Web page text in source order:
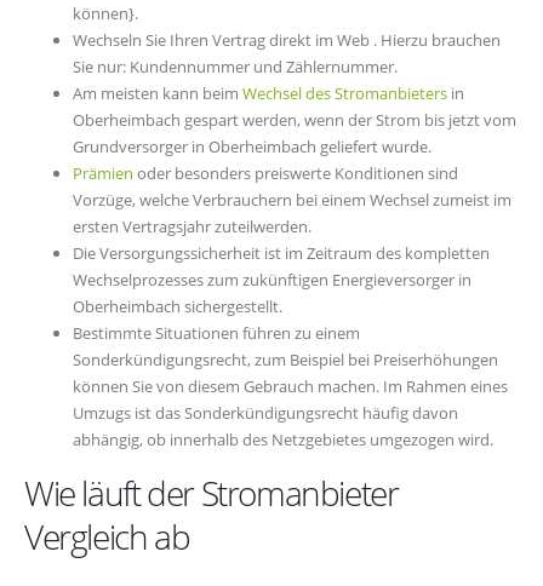
können}.
Wechseln Sie Ihren Vertrag direkt im Web . Hierzu brauchen
Sie nur: Kundennummer und Zählernummer.
Am meisten kann beim Wechsel des Stromanbieters in
Oberheimbach gespart werden, wenn der Strom bis jetzt vom
Grundversorger in Oberheimbach geliefert wurde.
Prämien oder besonders preiswerte Konditionen sind
Vorzüge, welche Verbrauchern bei einem Wechsel zumeist im
ersten Vertragsjahr zuteilwerden.
Die Versorgungssicherheit ist im Zeitraum des kompletten
Wechselprozesses zum zukünftigen Energieversorger in
Oberheimbach sichergestellt.
Bestimmte Situationen führen zu einem
Sonderkündigungsrecht, zum Beispiel bei Preiserhöhungen
können Sie von diesem Gebrauch machen. Im Rahmen eines
Umzugs ist das Sonderkündigungsrecht häufig davon
abhängig, ob innerhalb des Netzgebietes umgezogen wird.
Wie läuft der Stromanbieter
Vergleich ab